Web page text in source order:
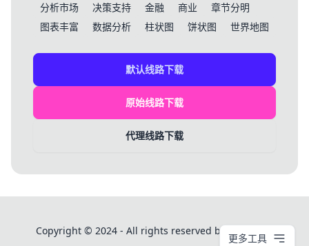
分析市场
决策支持 金融 商业
章节分明
图表丰富
数据分析 柱状图 饼状图 世界地图
默认线路下载
原始线路下载
代理线路下载
Copyright © 2024 - All rights reserved by PPT模板库
更多工具